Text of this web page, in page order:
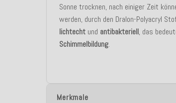
Sonne trocknen, nach einiger Zeit
werden, durch den Dralon-Polyacryl
lichtecht und antibakteriell, das
Schimmelbildung.
Merkmale